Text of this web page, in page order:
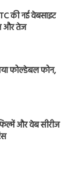
की नई वेबसाइट
और तेज
फोल्डेबल फोन,
और वेब सीरीज